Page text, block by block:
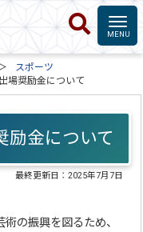
スポーツ
場奨励金について
励金について
最終更新日：2025年7月7日
の振興を図るため、